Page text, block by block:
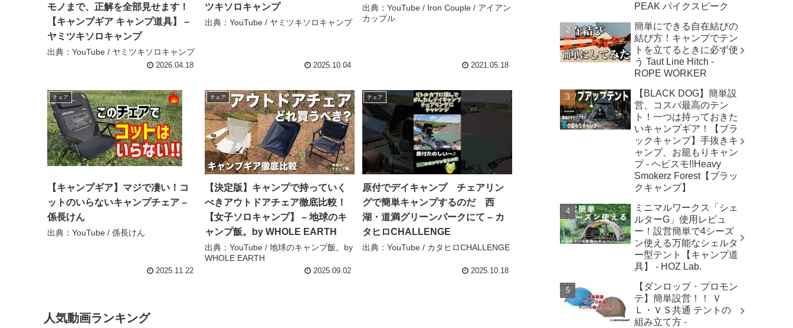
モノまで、正解を全部見せます！
【キャンプギア キャンプ道具】 –
ヤミツキソロキャンプ
出典：YouTube / ヤミツキソロキャンプ
2026.04.18
ツキソロキャンプ
出典：YouTube / ヤミツキソロキャンプ
2025.10.04
出典：YouTube / Iron Couple / アイアン
カップル
2021.05.18
チェア
【キャンプギア】マジで凄い！コ
ットのいらないキャンプチェア –
係長けん
出典：YouTube / 係長けん
2025.11.22
チェア
【決定版】キャンプで持っていく
べきアウトドアチェア徹底比較！
【女子ソロキャンプ】 – 地球のキ
ャンプ飯。by WHOLE EARTH
出典：YouTube / 地球のキャンプ飯。by
WHOLE EARTH
2025.09.02
チェア
原付でデイキャンプ チェアリン
グで簡単キャンプするのだ 西
湖・道満グリーンパークにて – カ
タヒロCHALLENGE
出典：YouTube / カタヒロCHALLENGE
2025.10.18
人気動画ランキング
PEAK パイクスピーク
簡単にできる自在結びの
結び方！キャンプでテン
トを立てるときに必ず使
う Taut Line Hitch -
ROPE WORKER
【BLACK DOG】簡単設
営、コスパ最高のテン
ト！一つは持っておきた
いキャンプギア！【ブラ
ックキャンプ】手抜きキ
ャンプ、お籠もりキャン
プ - ヘビスモ!!Heavy
Smokerz Forest【ブラッ
クキャンプ】
ミニマルワークス「シェ
ルターG」使用レビュ
ー！設営簡単で4シーズ
ン使える万能なシェルタ
ー型テント【キャンプ道
具】 - HOZ Lab.
【ダンロップ・プロモン
テ】簡単設営！！ Ｖ
Ｌ・ＶＳ共通 テントの
組み立て方 -